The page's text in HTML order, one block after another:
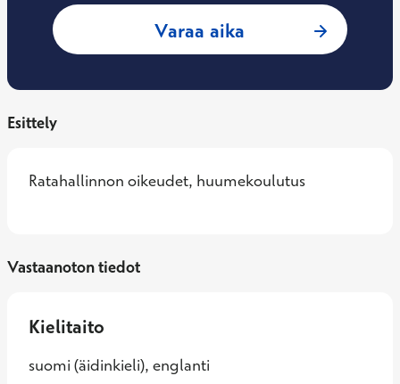
Varaa aika : Kimmo Vaara,
Esittely
Ratahallinnon oikeudet, huumekoulutus
Vastaanoton tiedot
Kielitaito
suomi (äidinkieli), englanti